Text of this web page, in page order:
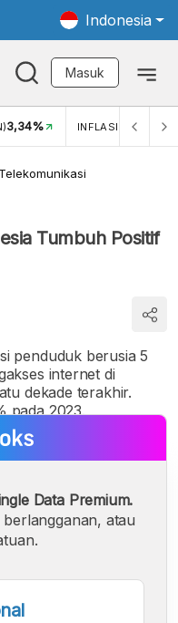
Indonesia
Masuk
3,34% INFLASI MOM
Tumbuh Positif
penduduk berusia 5
internet di
dekade terakhir.
pada 2023.
Data Premium.
atau